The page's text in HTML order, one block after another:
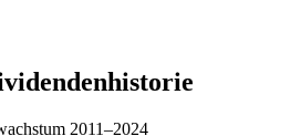
2011–2024